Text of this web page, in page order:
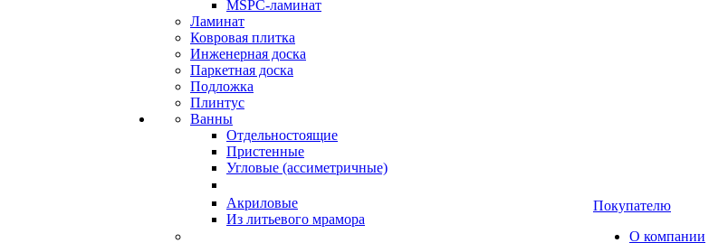
MSPC-ламинат
Ламинат
Ковровая плитка
Инженерная доска
Паркетная доска
Подложка
Плинтус
Ванны
Отдельностоящие
Пристенные
Угловые (ассиметричные)
Акриловые
Из литьевого мрамора
Покупателю
О компании